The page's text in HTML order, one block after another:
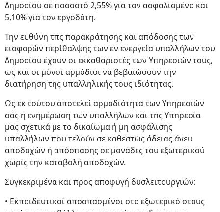
Δημοσίου σε ποσοστό 2,55% για τον ασφαλισμένο και
5,10% για τον εργοδότη.
Την ευθύνη τπς παρακράτησης και απόδοσης των
εισφορών περίθαλψης των εν ενεργεία υπαλλήλων του
Δημοσίου έχουν οι εκκαθαριστές των Υπηρεσιών τους,
ως και οι μόνοι αρμόδιοι να βεβαιώσουν την
διατήρηση της υπαλληλικής τους ιδιότητας.
Ως εκ τούτου αποτελεί αρμοδιότητα των Υπηρεσιών
σας η ενημέρωση των υπαλλήλων και τnς Υπnρεσία
μας σχετικά με το δικαίωμα ή μη ασφάλισης
υπαλλήλων που τελούν σε καθεστώς άδειας άνευ
αποδοχών ή απόσπασης σε μονάδες του εξωτερικού
χωρίς την καταβολή αποδοχών.
Συγκεκριμένα και προς αποφυγή δυσλειτουργιών:
• Εκπαιδευτικοί αποσπασμένοι στο εξωτερικό στους